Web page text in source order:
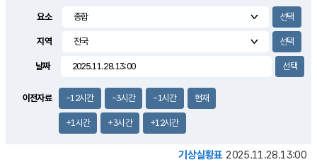
3.4m/s
요소
지역
날짜
이전자료 -12시간 -3시간 -1시간 현재
+1시간 +3시간 +12시간
기상실황표 2025.11.28.13:00